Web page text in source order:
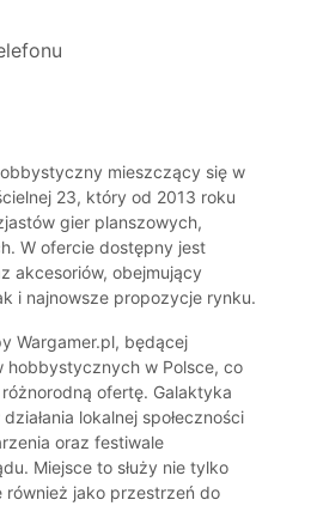
mieszczący się w
23, który od 2013 roku
gier planszowych,
W ofercie dostępny jest
akcesoriów, obejmujący
i najnowsze propozycje rynku.
Wargamer.pl, będącej
hobbystycznych w Polsce, co
ofertę. Galaktyka
lokalnej społeczności
oraz festiwale
Miejsce to służy nie tylko
jako przestrzeń do